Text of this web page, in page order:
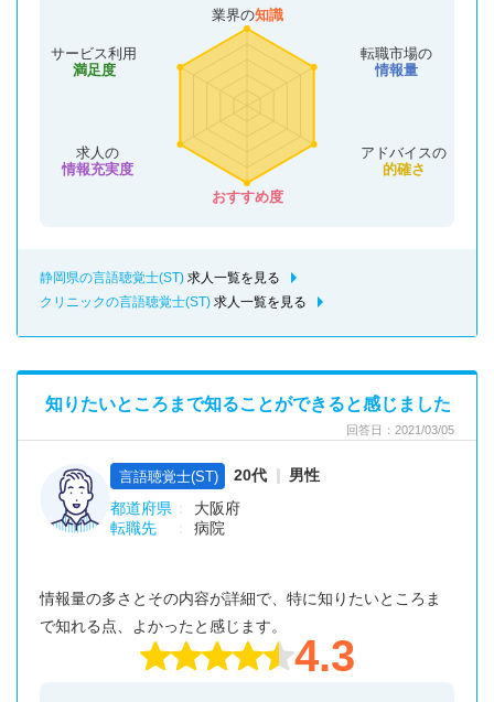
業界の知識
転職市場の
情報量
アドバイスの
的確さ
おすすめ度
サービス利用
満足度
求人の
情報充実度
静岡県の言語聴覚士(ST) 求人一覧を見る
クリニックの言語聴覚士(ST) 求人一覧を見る
回答日：2021/03/05
知りたいところまで知ることができると感じました
言語聴覚士(ST) 20代
男性
都道府県
大阪府
転職先
病院
情報量の多さとその内容が詳細で、特に知りたいところま
で知れる点、よかったと感じます。
4.3